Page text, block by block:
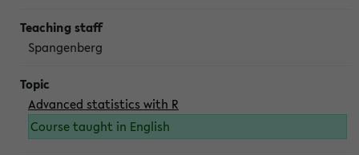
Spangenberg
Advanced statistics with R
Course taught in English